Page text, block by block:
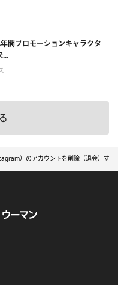
間プロモーションキャラクタ
...
）のアカウントを削除（退会）す